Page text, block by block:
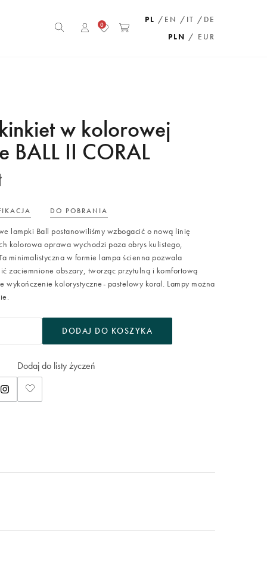
0
PL /EN /IT /DE
PLN / EUR
w kolorowej
BALL II CORAL
DO POBRANIA
lampki Ball postanowiliśmy wzbogacić o nową linię
kolorowa oprawa wychodzi poza obrys kulistego,
minimalistyczna w formie lampa ścienna pozwala
zaciemnione obszary, tworząc przytulną i komfortową
wykończenie kolorystyczne- pastelowy koral. Lampy można
DODAJ DO KOSZYKA
Dodaj do listy życzeń